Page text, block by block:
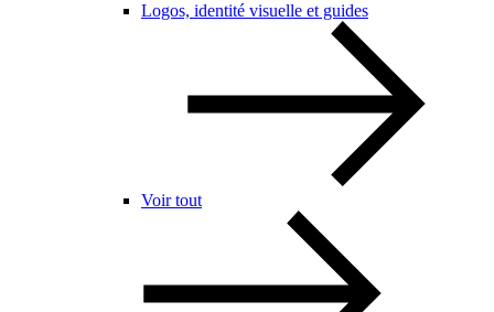
Logos, identité visuelle et guides
Voir tout